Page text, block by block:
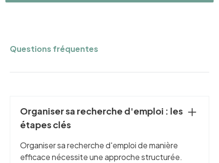
Questions fréquentes
Organiser sa recherche d'emploi : les
étapes clés
Organiser sa recherche d'emploi de manière
efficace nécessite une approche structurée.